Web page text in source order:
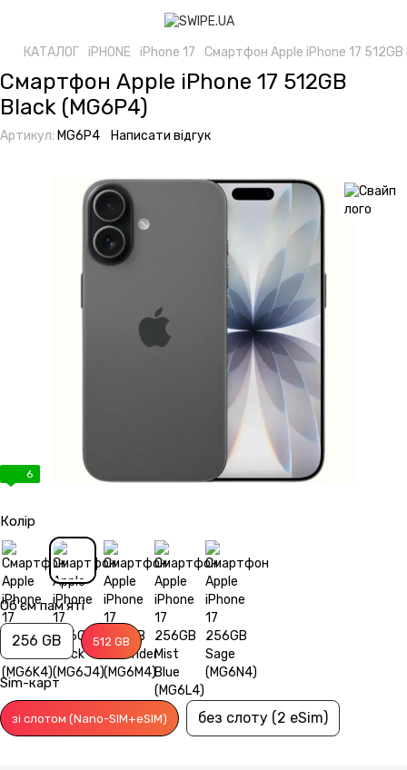
КАТАЛОГ iPHONE iPhone 17 Смартфон Apple iPhone 17 512GB
Смартфон Apple iPhone 17 512GB
Black (MG6P4)
Артикул: MG6P4 Написати відгук
6
Колір
Об'єм пам'яті
256 GB 512 GB
Sim-карт
зі слотом (Nano-SIM+eSIM) без слоту (2 eSim)